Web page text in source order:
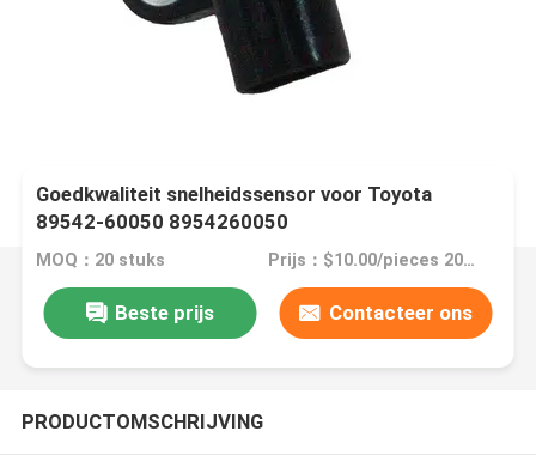
Goedkwaliteit snelheidssensor voor Toyota
89542-60050 8954260050
MOQ：20 stuks Prijs：$10.00/pieces 20-199 pieces
Beste prijs Contacteer ons
PRODUCTOMSCHRIJVING